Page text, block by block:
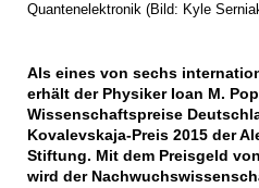
Quantenelektronik (Bild: Kyle
Als eines von sechs
erhält der Physiker Ioan M.
Wissenschaftspreise
Kovalevskaja-Preis 2015 der
Stiftung. Mit dem Preisgeld
wird der